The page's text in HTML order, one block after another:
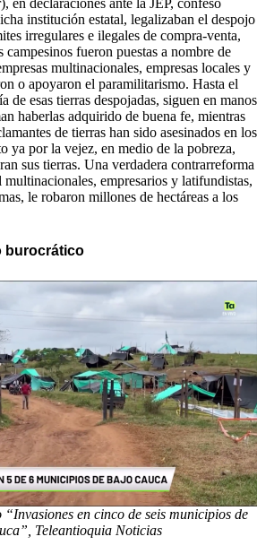
en declaraciones ante la JEP, confesó
institución estatal, legalizaban el despojo
irregulares e ilegales de compra-venta,
campesinos fueron puestas a nombre de
multinacionales, empresas locales y
o apoyaron el paramilitarismo. Hasta el
de esas tierras despojadas, siguen en manos
haberlas adquirido de buena fe, mientras
de tierras han sido asesinados en los
ya por la vejez, en medio de la pobreza,
sus tierras. Una verdadera contrarreforma
multinacionales, empresarios y latifundistas,
le robaron millones de hectáreas a los
burocrático
en cinco de seis municipios de
Teleantioquia Noticias